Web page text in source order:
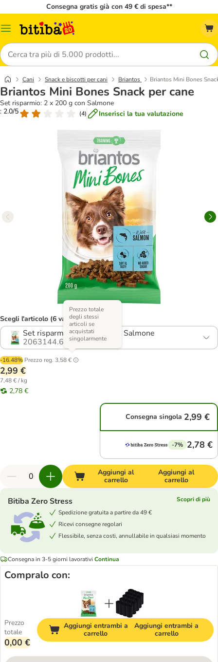
Consegna gratis già con 49 € di spesa**
Overview
Cerca
Cani Snack e biscotti per cani Briantos Briantos Mini Bones
Briantos Mini Bones Snack per cane
Set risparmio: 2 x 200 g con Salmone
: 2.0/5
(4) Inserisci la tua valutazione
Scegli l'articolo (6 varianti)
Set risparmio: 2 x 200 g con Salmone
2063144.6
-16.48% Prezzo reg. 3,58 €
Prezzo totale
degli stessi
articoli se
acquistati
singolarmente
2,99 €
7,48 € / kg
2,78 €
Consegna singola 2,99 €
-7% 2,78 €
Aggiungi al
carrello
Aggiungi al
carrello
Bitiba Zero Stress
Scopri di più
Spedizione gratuita a partire da 49 €
Ricevi consegne regolari
Flessibile, senza costi, annullabile in qualsiasi momento
Consegna in 3-5 giorni lavorativi Continua
Compralo con:
Prezzo
totale
0,00 €
Aggiungi entrambi a
carrello
Aggiungi entrambi a
carrello